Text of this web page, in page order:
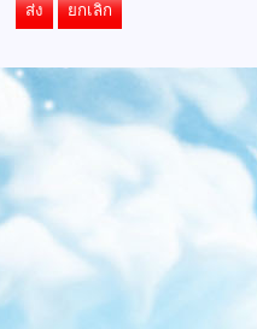
ส่ง ยกเลิก